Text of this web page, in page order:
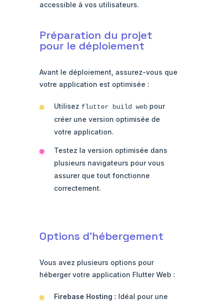
accessible à vos utilisateurs.
Préparation du projet
pour le déploiement
Avant le déploiement, assurez-vous que
votre application est optimisée :
Utilisez flutter build webpour
créer une version optimisée de
votre application.
Testez la version optimisée dans
plusieurs navigateurs pour vous
assurer que tout fonctionne
correctement.
Options d'hébergement
Vous avez plusieurs options pour
héberger votre application Flutter Web :
Firebase Hosting : Idéal pour une